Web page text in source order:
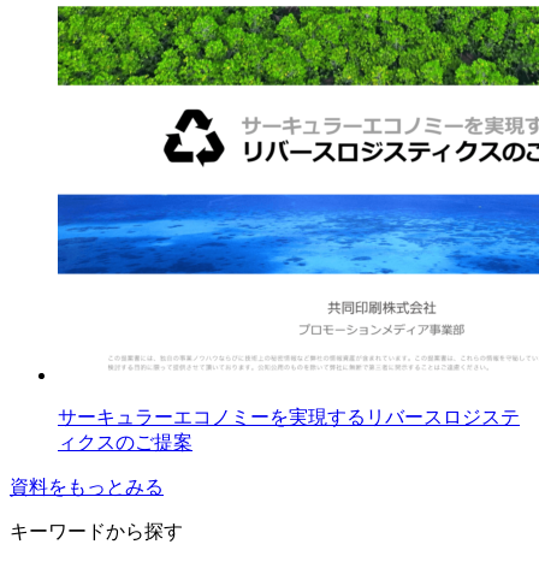
サーキュラーエコノミーを実現するリバースロジステ
ィクスのご提案
資料をもっとみる
キーワードから探す